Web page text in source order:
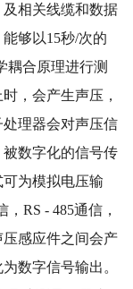
相关线缆和数据
够以15秒/次的
耦合原理进行测
，会产生声压，
理器会对声压信
数字化的信号传
为模拟电压输
RS - 485通信，
感应件之间会产
数字信号输出。